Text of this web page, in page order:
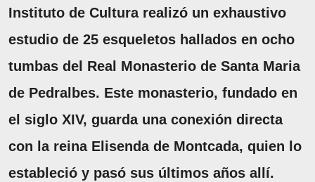
Instituto de Cultura realizó un exhaustivo
estudio de 25 esqueletos hallados en ocho
tumbas del Real Monasterio de Santa Maria
de Pedralbes. Este monasterio, fundado en
el siglo XIV, guarda una conexión directa
con la reina Elisenda de Montcada, quien lo
estableció y pasó sus últimos años allí.